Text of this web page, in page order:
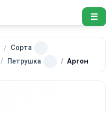
☰
Сорта
Петрушка Аргон